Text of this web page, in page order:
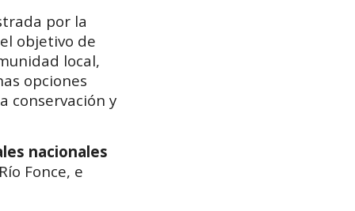
por la
objetivo de
local,
opciones
conservación y
nacionales
Fonce, e